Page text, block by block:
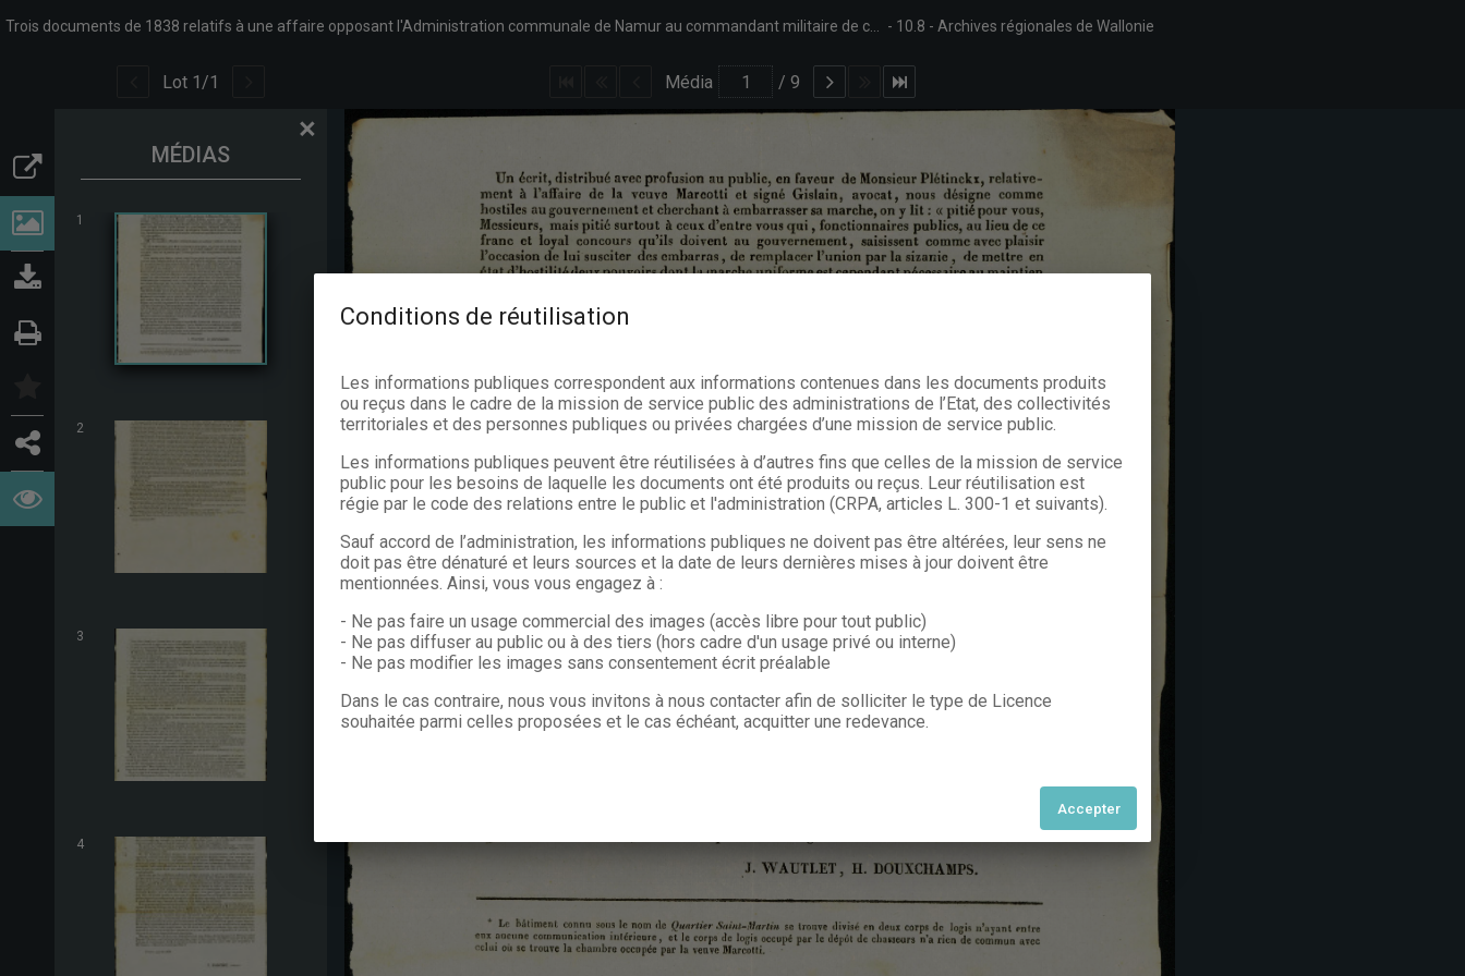
10.8 Archives régionales de Wallonie
Lot 1 /1 Média / 9
MÉDIAS
×
1
2
3
4
Conditions de réutilisation
Les informations publiques correspondent aux informations contenues dans les documents produits
ou reçus dans le cadre de la mission de service public des administrations de l’Etat, des collectivités
territoriales et des personnes publiques ou privées chargées d’une mission de service public.
Les informations publiques peuvent être réutilisées à d’autres fins que celles de la mission de service
public pour les besoins de laquelle les documents ont été produits ou reçus. Leur réutilisation est
régie par le code des relations entre le public et l'administration (CRPA, articles L. 300-1 et suivants).
Sauf accord de l’administration, les informations publiques ne doivent pas être altérées, leur sens ne
doit pas être dénaturé et leurs sources et la date de leurs dernières mises à jour doivent être
mentionnées. Ainsi, vous vous engagez à :
- Ne pas faire un usage commercial des images (accès libre pour tout public)
- Ne pas diffuser au public ou à des tiers (hors cadre d'un usage privé ou interne)
- Ne pas modifier les images sans consentement écrit préalable
Dans le cas contraire, nous vous invitons à nous contacter afin de solliciter le type de Licence
souhaitée parmi celles proposées et le cas échéant, acquitter une redevance.